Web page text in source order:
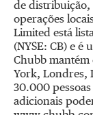
de distribuição,
operações
Limited está
(NYSE: CB) e é
Chubb mantém
York, Londres,
30.000
adicionais